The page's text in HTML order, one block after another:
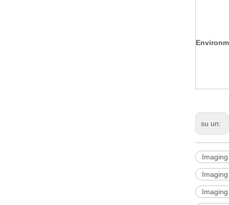
E
su un: